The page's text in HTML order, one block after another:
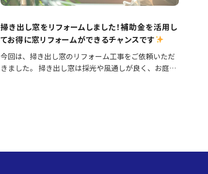
掃き出し窓をリフォームしました！補助金を活用し
てお得に窓リフォームができるチャンスです
今回は、掃き出し窓のリフォーム工事をご依頼いただ
きました。 掃き出し窓は採光や風通しが良く、お庭や